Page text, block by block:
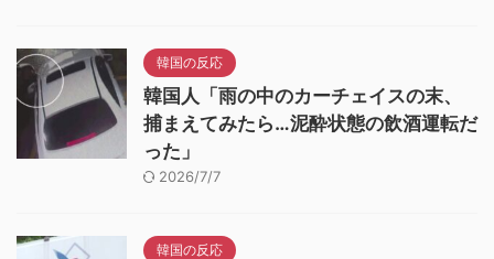
韓国の反応
韓国人「雨の中のカーチェイスの末、
捕まえてみたら…泥酔状態の飲酒運転だ
った」
2026/7/7
韓国の反応